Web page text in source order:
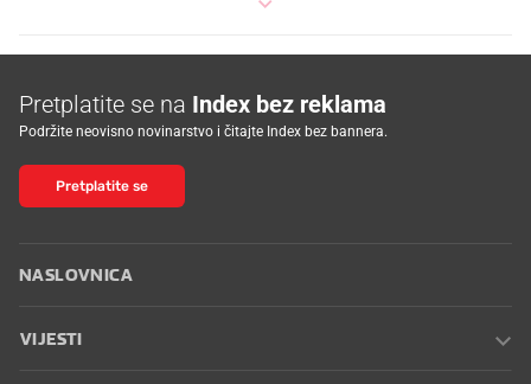
Pretplatite se na Index bez reklama
Podržite neovisno novinarstvo i čitajte Index bez bannera.
Pretplatite se
NASLOVNICA
VIJESTI